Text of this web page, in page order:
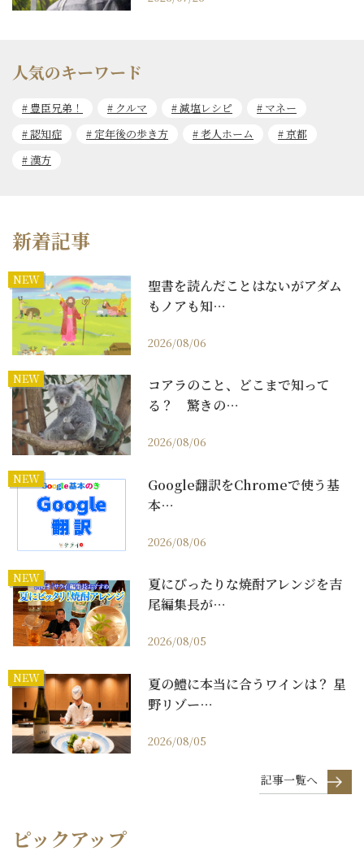
人気のキーワード
豊臣兄弟！ クルマ 減塩レシピ
マネー
認知症
定年後の歩き方 老人ホーム
京都
漢方
新着記事
NEW
聖書を読んだことはないがアダム
もノアも知…
2026/08/06
NEW
コアラのこと、どこまで知って
る？ 驚きの…
2026/08/06
NEW
Google翻訳をChromeで使う基
本…
2026/08/06
NEW
夏にぴったりな焼酎アレンジを吉
尾編集長が…
2026/08/05
NEW
夏の鱧に本当に合うワインは？ 星
野リゾー…
2026/08/05
記事一覧へ
ピックアップ